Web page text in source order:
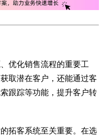
优化销售流程的重要工
取潜在客户，还能通过客
跟踪等功能，提升客户转
拓客系统至关重要。在选